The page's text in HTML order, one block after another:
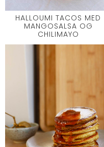
HALLOUMI TACOS MED
MANGOSALSA OG
CHILIMAYO